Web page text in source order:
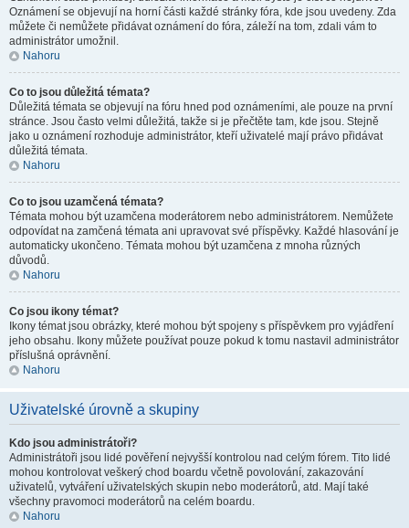
Oznámení se objevují na horní části každé stránky fóra, kde jsou uvedeny. Zda
můžete či nemůžete přidávat oznámení do fóra, záleží na tom, zdali vám to
administrátor umožnil.
Nahoru
Co to jsou důležitá témata?
Důležitá témata se objevují na fóru hned pod oznámeními, ale pouze na první
stránce. Jsou často velmi důležitá, takže si je přečtěte tam, kde jsou. Stejně
jako u oznámení rozhoduje administrátor, kteří uživatelé mají právo přidávat
důležitá témata.
Nahoru
Co to jsou uzamčená témata?
Témata mohou být uzamčena moderátorem nebo administrátorem. Nemůžete
odpovídat na zamčená témata ani upravovat své příspěvky. Každé hlasování je
automaticky ukončeno. Témata mohou být uzamčena z mnoha různých
důvodů.
Nahoru
Co jsou ikony témat?
Ikony témat jsou obrázky, které mohou být spojeny s příspěvkem pro vyjádření
jeho obsahu. Ikony můžete používat pouze pokud k tomu nastavil administrátor
příslušná oprávnění.
Nahoru
Uživatelské úrovně a skupiny
Kdo jsou administrátoři?
Administrátoři jsou lidé pověření nejvyšší kontrolou nad celým fórem. Tito lidé
mohou kontrolovat veškerý chod boardu včetně povolování, zakazování
uživatelů, vytváření uživatelských skupin nebo moderátorů, atd. Mají také
všechny pravomoci moderátorů na celém boardu.
Nahoru